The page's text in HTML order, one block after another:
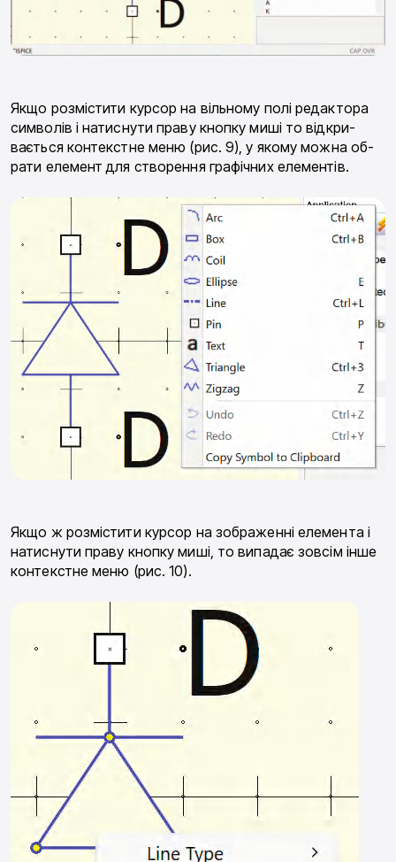
Якщо розмістити курсор на вільному полі редакто­ра
символів і натиснути праву кнопку миші то відкри­
вається контекстне меню (рис. 9), у якому можна об­
рати елемент для створення графічних елементів.
Якщо ж розмістити курсор на зображенні елемен­та і
натиснути праву кнопку миші, то випадає зовсім інше
контекстне меню (рис. 10).